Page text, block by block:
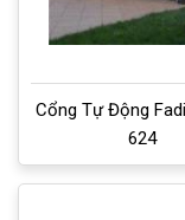
Cổng Tự Động
624